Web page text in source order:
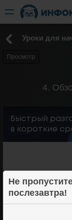
Не
послезавтра!
Уроки для
Просмотр
4.